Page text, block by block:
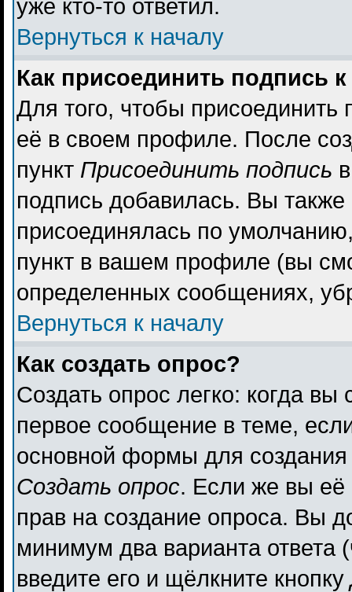
уже кто-то ответил.
Вернуться к началу
Как присоединить подпись
Для того, чтобы
её в своем профиле. После
пункт Присоединить подпись
подпись добавилась. Вы
присоединялась по
пункт в вашем профиле (вы
определенных сообщениях,
Вернуться к началу
Как создать опрос?
Создать опрос легко: когда вы
первое сообщение в теме,
основной формы для
Создать опрос. Если же вы её
прав на создание опроса. Вы
минимум два варианта ответа
введите его и щёлкните кнопку